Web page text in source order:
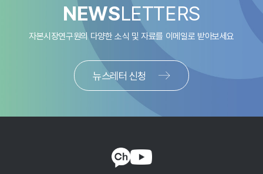
NEWSLETTERS
자본시장연구원의 다양한 소식 및 자료를 이메일로 받아보세요
뉴스레터 신청